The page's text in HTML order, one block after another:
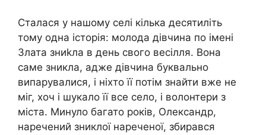
Сталася у нашому селі кілька десятиліть
тому одна історія: молода дівчина по імені
Злата зниkла в день свого весілля. Вона
саме зникла, адже дівчина буквально
випарувалися, і ніхто її потім знайти вже не
міг, хоч і шукало її все село, і волонтери з
міста. Минуло багато років, Олександр,
наречений зниклої нареченої, збирався